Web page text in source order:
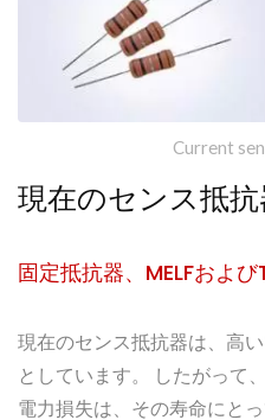
Current
現在のセンス抵
固定抵抗器、MELFおよび
現在のセンス抵抗器は、高
としています。 したがって
電力損失は、その寿命にと